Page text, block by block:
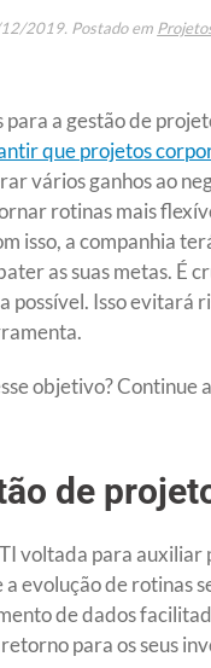
2019. Postado em
a gestão de
que projetos
vários ganhos ao
rotinas mais
isso, a companhia
as suas metas. É
Isso evitará
objetivo? Continue
de
voltada para
evolução de rotinas
de dados
para os seus